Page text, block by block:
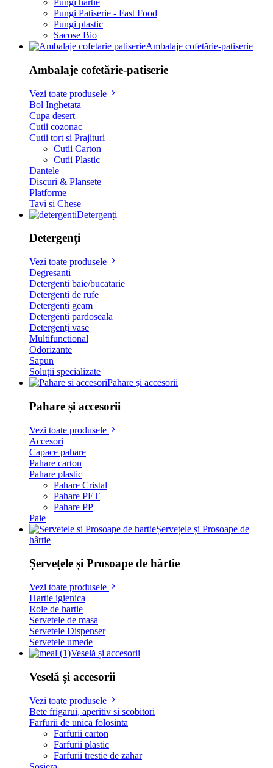
Pungi hartie
Pungi Patiserie - Fast Food
Pungi plastic
Sacose Bio
Ambalaje cofetărie-patiserie
Ambalaje cofetărie-patiserie
Vezi toate produsele
Bol Inghetata
Cupa desert
Cutii cozonac
Cutii tort si Prajituri
Cutii Carton
Cutii Plastic
Dantele
Discuri & Plansete
Platforme
Tavi si Chese
Detergenți
Detergenți
Vezi toate produsele
Degresanti
Detergenți baie/bucatarie
Detergenți de rufe
Detergenți geam
Detergenți pardoseala
Detergenți vase
Multifunctional
Odorizante
Sapun
Soluții specializate
Pahare și accesorii
Pahare și accesorii
Vezi toate produsele
Accesori
Capace pahare
Pahare carton
Pahare plastic
Pahare Cristal
Pahare PET
Pahare PP
Paie
Șervețele și Prosoape de
hârtie
Șervețele și Prosoape de hârtie
Vezi toate produsele
Hartie igienica
Role de hartie
Servetele de masa
Servetele Dispenser
Servetele umede
Veselă și accesorii
Veselă și accesorii
Vezi toate produsele
Bete frigarui, aperitiv si scobitori
Farfurii de unica folosinta
Farfurii carton
Farfurii plastic
Farfurii trestie de zahar